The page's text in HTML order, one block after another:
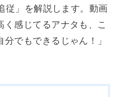
従」を解説します。動画
感じてるアナタも、こ
でもできるじゃん！」